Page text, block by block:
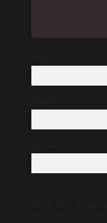
İsim*
E-Posta*
Web Sitesi
Daha sonraki yorumlarımda